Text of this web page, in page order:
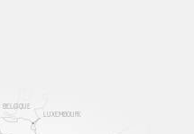
BELGIQUE
LUXEMBOURG